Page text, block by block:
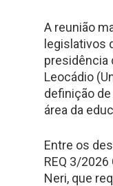
A reunião
legislativos
presidência
Leocádio
definição
área da
Entre os
REQ 3/
Neri, que